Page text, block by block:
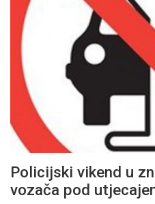
Policijski vikend u
vozača pod